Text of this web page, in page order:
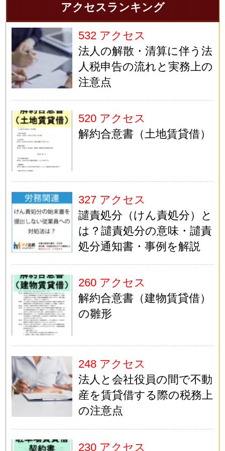
アクセスランキング
532 アクセス
法人の解散・清算に伴う法
人税申告の流れと実務上の
注意点
520 アクセス
解約合意書（土地賃貸借）
327 アクセス
譴責処分（けん責処分）と
は？譴責処分の意味・譴責
処分通知書・事例を解説
260 アクセス
解約合意書（建物賃貸借）
の雛形
248 アクセス
法人と会社役員の間で不動
産を賃貸借する際の税務上
の注意点
230 アクセス